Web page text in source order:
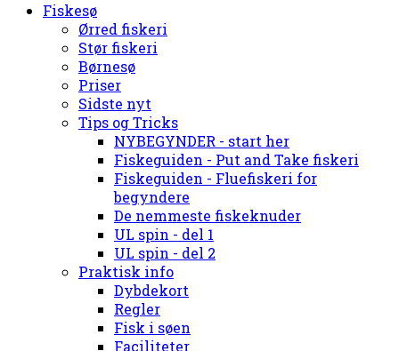
Fiskesø
Ørred fiskeri
Stør fiskeri
Børnesø
Priser
Sidste nyt
Tips og Tricks
NYBEGYNDER - start her
Fiskeguiden - Put and Take fiskeri
Fiskeguiden - Fluefiskeri for
begyndere
De nemmeste fiskeknuder
UL spin - del 1
UL spin - del 2
Praktisk info
Dybdekort
Regler
Fisk i søen
Faciliteter